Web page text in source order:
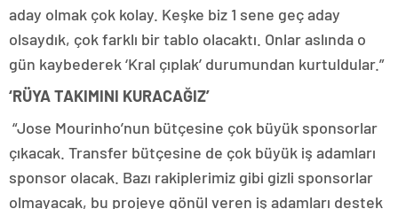
aday olmak çok kolay. Keşke biz 1 sene geç aday
olsaydık, çok farklı bir tablo olacaktı. Onlar aslında o
gün kaybederek ‘Kral çıplak’ durumundan kurtuldular.”
‘RÜYA TAKIMINI KURACAĞIZ’
“Jose Mourinho’nun bütçesine çok büyük sponsorlar
çıkacak. Transfer bütçesine de çok büyük iş adamları
sponsor olacak. Bazı rakiplerimiz gibi gizli sponsorlar
olmayacak, bu projeye gönül veren iş adamları destek